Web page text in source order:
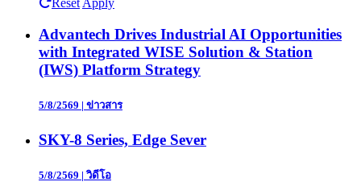
Reset Apply
Advantech Drives Industrial AI Opportunities
with Integrated WISE Solution & Station
(IWS) Platform Strategy
5/8/2569 | ข่าวสาร
SKY-8 Series, Edge Sever
5/8/2569 |วิดีโอ